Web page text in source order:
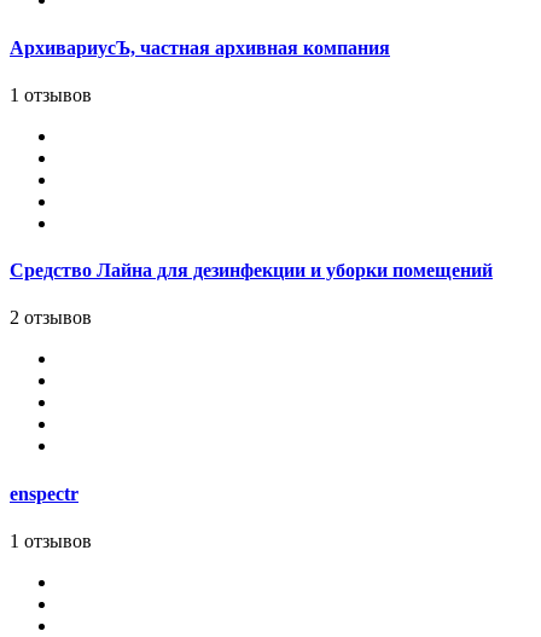
АрхивариусЪ, частная архивная компания
1 отзывов
Средство Лайна для дезинфекции и уборки помещений
2 отзывов
enspectr
1 отзывов